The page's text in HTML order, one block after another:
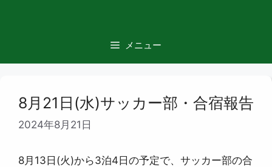
ツ
メニュー
8月21日(水)サッカー部・合宿報告
2024年8月21日
8月13日(火)から3泊4日の予定で、サッカー部の合